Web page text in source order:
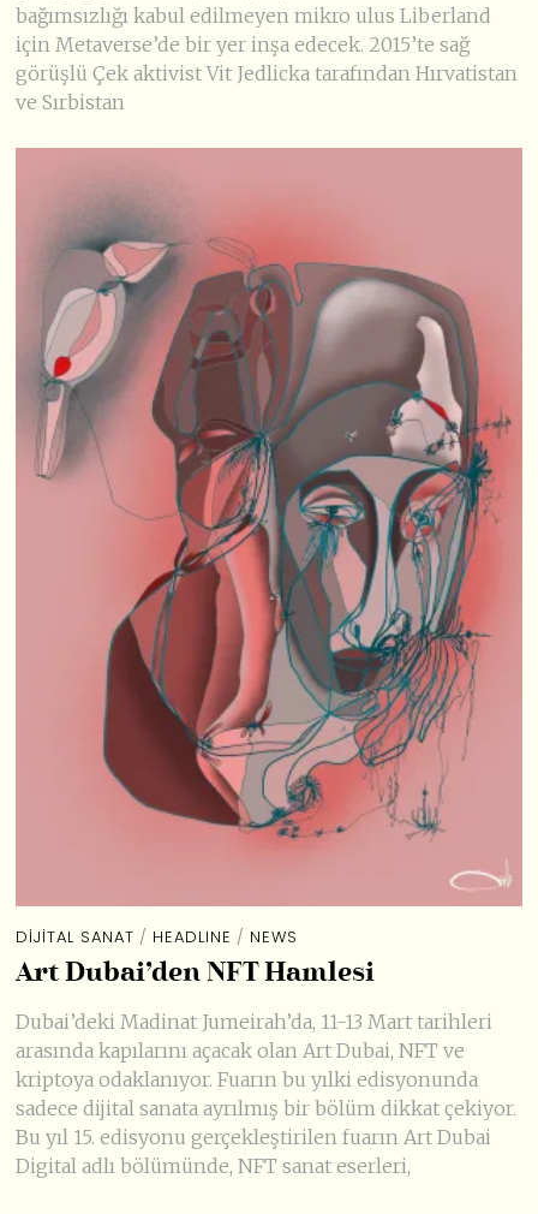
bağımsızlığı kabul edilmeyen mikro ulus Liberland
için Metaverse’de bir yer inşa edecek. 2015’te sağ
görüşlü Çek aktivist Vit Jedlicka tarafından Hırvatistan
ve Sırbistan
DIJITAL SANAT / HEADLINE / NEWS
Art Dubai’den NFT Hamlesi
Dubai’deki Madinat Jumeirah’da, 11-13 Mart tarihleri
arasında kapılarını açacak olan Art Dubai, NFT ve
kriptoya odaklanıyor. Fuarın bu yılki edisyonunda
sadece dijital sanata ayrılmış bir bölüm dikkat çekiyor.
Bu yıl 15. edisyonu gerçekleştirilen fuarın Art Dubai
Digital adlı bölümünde, NFT sanat eserleri,